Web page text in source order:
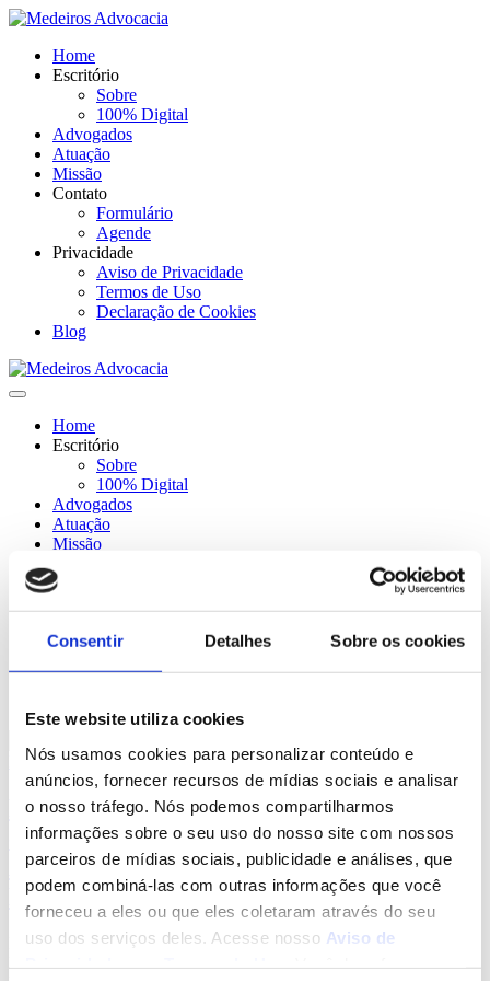
Consentir Detalhes Sobre os cookies
Este website utiliza cookies
Nós usamos cookies para personalizar conteúdo e
anúncios, fornecer recursos de mídias sociais e analisar
o nosso tráfego. Nós podemos compartilharmos
informações sobre o seu uso do nosso site com nossos
parceiros de mídias sociais, publicidade e análises, que
podem combiná-las com outras informações que você
forneceu a eles ou que eles coletaram através do seu
uso dos serviços deles. Acesse nosso Aviso de
Home
Escritório
Sobre
100% Digital
Advogados
Atuação
Missão
Contato
Formulário
Agende
Privacidade
Aviso de Privacidade
Termos de Uso
Declaração de Cookies
Blog
Home
Escritório
Sobre
100% Digital
Advogados
Atuação
Missão
Aviso de Privacidade
Proteção de Dados
Palestra: A Segurança da Informação
como primeiro passo para o processo de
Adequação a Lei Geral de Proteção de
Dados
No dia 11 de agosto (dia do advogado), a convite da Dra. Carolina